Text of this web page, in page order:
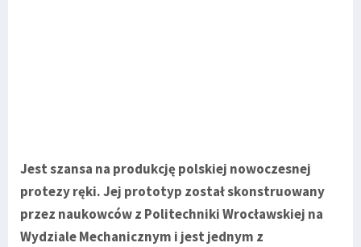
Jest szansa na produkcję polskiej nowoczesnej
protezy ręki. Jej prototyp został skonstruowany
przez naukowców z Politechniki Wrocławskiej na
Wydziale Mechanicznym i jest jednym z